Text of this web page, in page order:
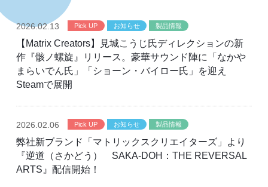
2026.02.13 Pick UP お知らせ 製品情報
【Matrix Creators】見城こうじ氏ディレクションの新
作『骸ノ螺旋』リリース。豪華サウンド陣に「なかや
まらいでん氏」「ショーン・バイロー氏」を迎え
Steamで展開
2026 .02.06 Pick UP お知らせ 製品情報
弊社新ブランド「マトリックスクリエイターズ」より
『逆道（さかどう） SAKA-DOH：THE REVERSAL
ARTS』配信開始！